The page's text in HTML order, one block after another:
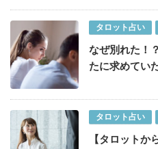
タロット占い
なぜ別れた！
たに求めてい
タロット占い
【タロットか